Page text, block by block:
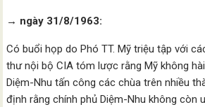
→ ngày 31/8/1963:
Có buổi họp do Phó TT. Mỹ triệu tập với
thư nội bộ CIA tóm lược rằng Mỹ không
Diệm-Nhu tấn công các chùa trên nhiều
định rằng chính phủ Diệm-Nhu không còn